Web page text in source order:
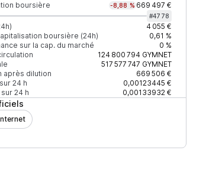
boursière -8,88 % 669 497 €
#4778
4 055 €
boursière (24h)
0,61 %
sur la cap. du marché
0 %
124 800 794GYMNET
517 577 747 GYMNET
après dilution
669 506 €
24 h
0,00123445 €
24 h
0,00133932 €
volume Confiance Mis à jour
%